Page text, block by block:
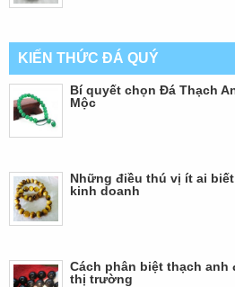
KIẾN THỨC ĐÁ QUÝ
Bí quyết chọn Đá Thạch
Mộc
Những điều thú vị ít ai
kinh doanh
Cách phân biệt thạch
thị trường